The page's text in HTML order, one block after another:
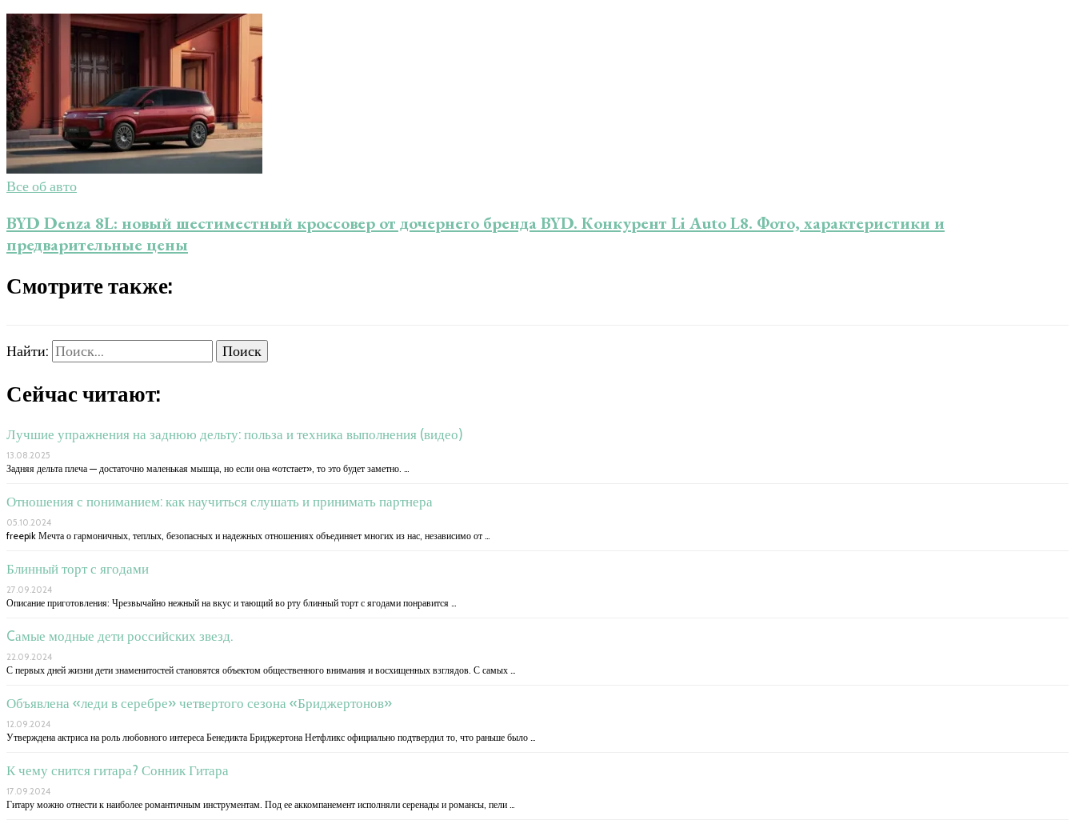
Все об авто
BYD Denza 8L: новый шестиместный кроссовер от дочернего бренда BYD. Конкурент Li Auto L8. Фото, характеристики и
предварительные цены
Смотрите также:
Найти:
Сейчас читают:
Лучшие упражнения на заднюю дельту: польза и техника выполнения (видео)
13.08.2025
​Задняя дельта плеча — достаточно маленькая мышца, но если она «отстает», то это будет заметно. …
Отношения с пониманием: как научиться слушать и принимать партнера
05.10.2024
freepik Мечта о гармоничных, теплых, безопасных и надежных отношениях объединяет многих из нас, независимо от …
Блинный торт с ягодами
27.09.2024
Описание приготовления: Чрезвычайно нежный на вкус и тающий во рту блинный торт с ягодами понравится …
Cамые модные дети российских звезд.
22.09.2024
С первых дней жизни дети знаменитостей становятся объектом общественного внимания и восхищенных взглядов. С самых …
Объявлена «леди в серебре» четвертого сезона «Бриджертонов»
12.09.2024
Утверждена актриса на роль любовного интереса Бенедикта Бриджертона Нетфликс официально подтвердил то, что раньше было …
К чему снится гитара? Сонник Гитара
17.09.2024
Гитару можно отнести к наиболее романтичным инструментам. Под ее аккомпанемент исполняли серенады и романсы, пели …